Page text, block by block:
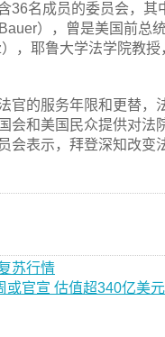
名成员的委员会，其
），曾是美国前总
，耶鲁大学法学院教授
的服务年限和更替，
会和美国民众提供对法
会表示，拜登深知改变
苏行情
或官宣 估值超340亿美元